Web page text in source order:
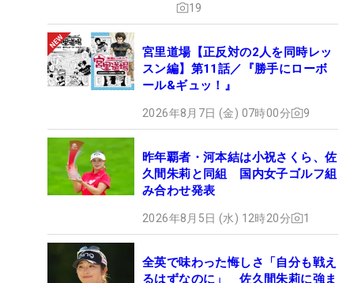
19
宮里道場【正反対の2人を同時レッ
スン編】第11話／『勝手にローボ
ール&ギュッ！』
2026年8月7日 (金) 07時00分 9
昨年覇者・河本結は小祝さくら、佐
久間朱莉と同組 国内女子ゴルフ組
み合わせ発表
2026年8月5日 (水) 12時20分 1
全英で味わった悔しさ「自分も戦え
るはずなのに」 佐久間朱莉に強ま